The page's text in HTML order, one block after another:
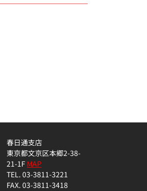
春日通支店
東京都文京区本郷2-38-
21-1FMAP
TEL. 03-3811-3221
FAX. 03-3811-3418